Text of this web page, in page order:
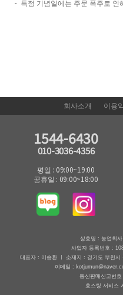
특정 기념일에는 주문 폭주로
회사소개 이용
1544-6430
010-3036-4356
평일 : 09:00~19:00
공휴일 : 09:00~18:00
상호명 : 농업회
사업자 등록번호 :
대표자 : 이승환 ㅣ 소재지 : 경기도 부천
이메일 :
통신판매신고번
호스팅 서비스